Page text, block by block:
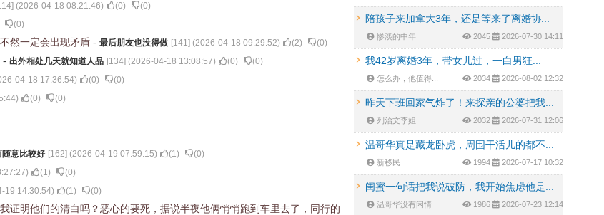
] (2026-04-18 08:21:46) (0) (0)
(0)
然一定会出现矛盾 - 最后朋友也没得做 [141] (2026-04-18 09:29:52) (2) (0)
- 出外相处几天就知道人品 [134] (2026-04-18 13:08:57) (0) (0)
04-18 17:36:54) (0) (0)
) (0) (0)
意比较好 [162] (2026-04-19 07:59:15) (1) (0)
) (1) (0)
19 14:30:54) (1) (0)
证明他们的清白吗？恶心的要死，据说半夜他俩悄悄跑到车里去了，同行的
陪孩子来加拿大3年，还是等来了离婚协...
惨淡的中年 2045 2026-07-30 14:11
我42岁离婚3年，带女儿过，一白男狂...
怎么办，他值得... 2034 2026-08-02 12:32
昨天下班回家气炸了！来探亲的公婆把我...
列治文李姐 2032 2026-07-31 12:06
温哥华真是藏龙卧虎，周围干活儿的都不...
新移民 1994 2026-07-17 10:32
闺蜜一句话把我说破防，我开始焦虑他是...
温哥华没有闲情 1986 2026-07-23 12:14